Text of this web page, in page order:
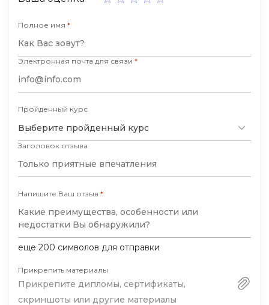
Полное имя *
Электронная почта для связи *
Пройденный курс
Выберите пройденный курс
Заголовок отзыва
Напишите Ваш отзыв *
еще 200 символов для отправки
Прикрепить материалы
Прикрепите дипломы, сертификаты,
скриншоты или другие материалы